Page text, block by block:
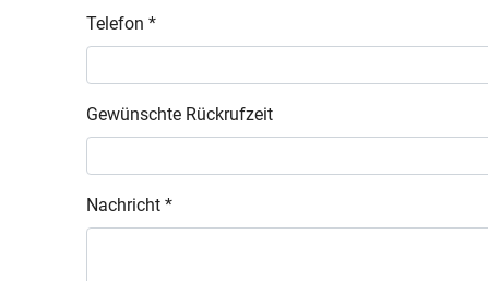
Telefon *
Gewünschte Rückrufzeit
Nachricht *